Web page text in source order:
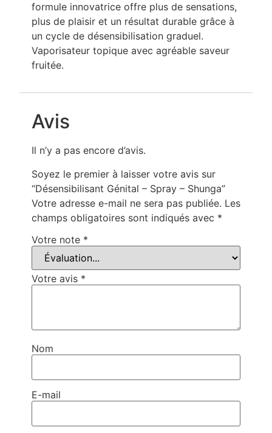
formule innovatrice offre plus de sensations,
plus de plaisir et un résultat durable grâce à
un cycle de désensibilisation graduel.
Vaporisateur topique avec agréable saveur
fruitée.
Avis
Il n’y a pas encore d’avis.
Soyez le premier à laisser votre avis sur
“Désensibilisant Génital – Spray – Shunga”
Votre adresse e-mail ne sera pas publiée. Les
champs obligatoires sont indiqués avec *
Votre note *
Votre avis *
Nom
E-mail